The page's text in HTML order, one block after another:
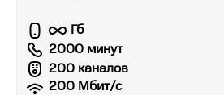
Гб
2000 минут
200 каналов
200 Мбит/с